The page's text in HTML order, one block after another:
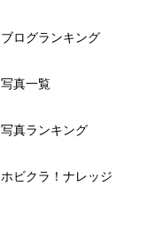
ブログランキング
写真一覧
写真ランキング
ホビクラ！ナレッジ